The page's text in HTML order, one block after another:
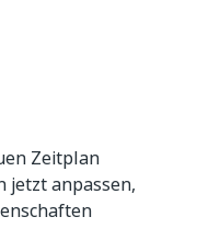
Zeitplan
jetzt anpassen,